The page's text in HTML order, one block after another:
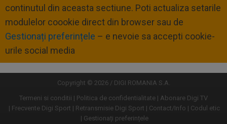
continutul din aceasta sectiune. Poti actualiza setarile
modulelor coookie direct din browser sau de
Gestionați preferințele – e nevoie sa accepti cookie-
urile social media
Copyright © 2026 / DIGI ROMANIA S.A.
Termeni si conditii
Politica de confidentialitate
Abonare Digi TV
Frecvente Digi Sport
Retransmisie Digi Sport Contact/Info
Codul etic
Gestionați preferințele